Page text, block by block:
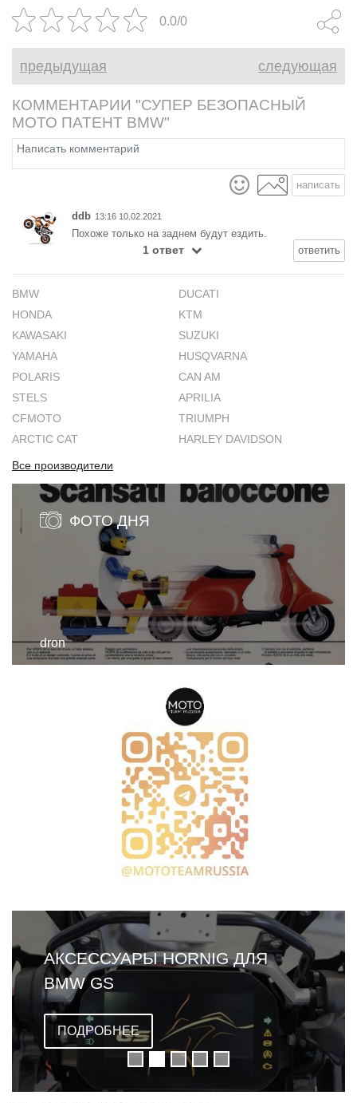
0.0/0
предыдущая следующая
КОММЕНТАРИИ "СУПЕР БЕЗОПАСНЫЙ
МОТО ПАТЕНТ BMW"
написать
ddb 13:16 10.02.2021
Похоже только на заднем будут ездить.
1 ответ
ответить
BMW
DUCATI
HONDA
KTM
KAWASAKI
SUZUKI
YAMAHA
HUSQVARNA
POLARIS
CAN AM
STELS
APRILIA
CFMOTO
TRIUMPH
ARCTIC CAT
HARLEY DAVIDSON
Все производители
ФОТО ДНЯ
dron
АКСЕССУАРЫ HORNIG ДЛЯ
BMW GS
ПОДРОБНЕЕ